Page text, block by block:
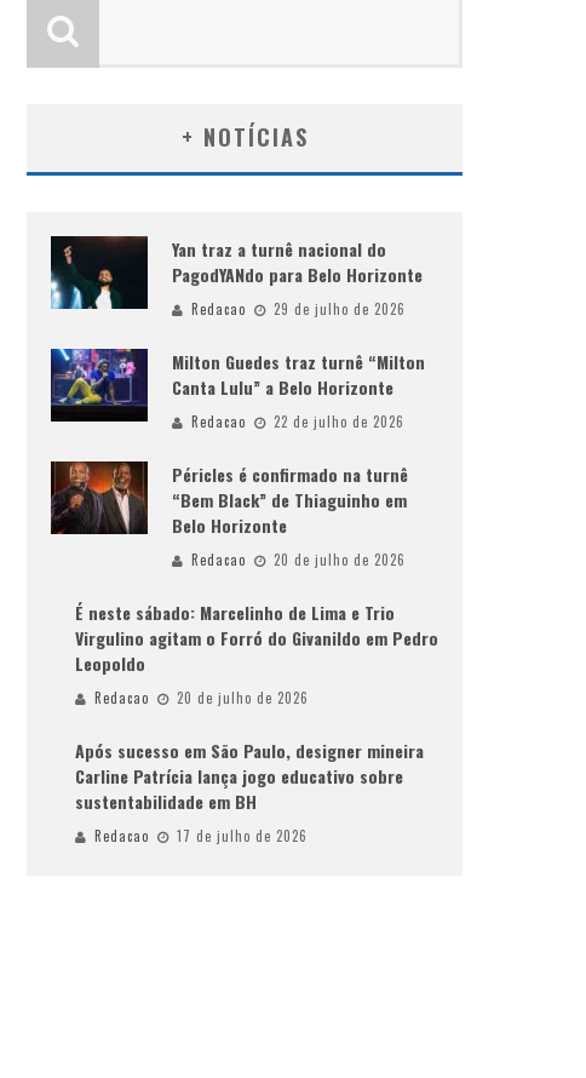
+ NOTÍCIAS
Yan traz a turnê nacional do
PagodYANdo para Belo Horizonte
Redacao 29 de julho de 2026
Milton Guedes traz turnê “Milton
Canta Lulu” a Belo Horizonte
Redacao 22 de julho de 2026
Péricles é confirmado na turnê
“Bem Black” de Thiaguinho em
Belo Horizonte
Redacao 20 de julho de 2026
É neste sábado: Marcelinho de Lima e Trio
Virgulino agitam o Forró do Givanildo em Pedro
Leopoldo
Redacao 20 de julho de 2026
Após sucesso em São Paulo, designer mineira
Carline Patrícia lança jogo educativo sobre
sustentabilidade em BH
Redacao 17 de julho de 2026